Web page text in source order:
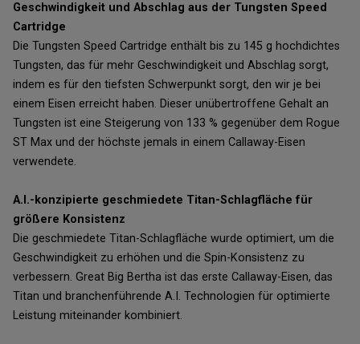
Geschwindigkeit und Abschlag aus der Tungsten Speed
Cartridge
Die Tungsten Speed Cartridge enthält bis zu 145 g hochdichtes
Tungsten, das für mehr Geschwindigkeit und Abschlag sorgt,
indem es für den tiefsten Schwerpunkt sorgt, den wir je bei
einem Eisen erreicht haben. Dieser unübertroffene Gehalt an
Tungsten ist eine Steigerung von 133 % gegenüber dem Rogue
ST Max und der höchste jemals in einem Callaway-Eisen
verwendete.
A.I.-konzipierte geschmiedete Titan-Schlagfläche für
größere Konsistenz
Die geschmiedete Titan-Schlagfläche wurde optimiert, um die
Geschwindigkeit zu erhöhen und die Spin-Konsistenz zu
verbessern. Great Big Bertha ist das erste Callaway-Eisen, das
Titan und branchenführende A.I. Technologien für optimierte
Leistung miteinander kombiniert.